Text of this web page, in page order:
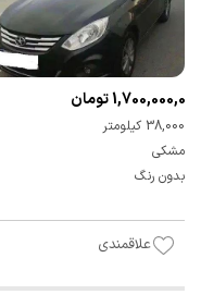
1,700,000,000 تومان
38,000 کیلومتر
مشکی
بدون رنگ
علاقمندی